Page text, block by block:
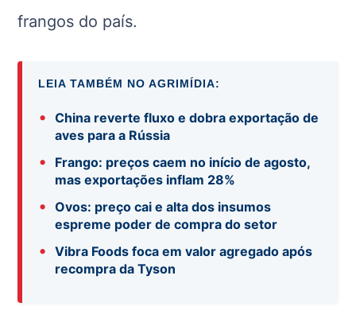
frangos do país.
LEIA TAMBÉM NO AGRIMÍDIA:
•
China reverte fluxo e dobra exportação de
aves para a Rússia
•
Frango: preços caem no início de agosto,
mas exportações inflam 28%
•
Ovos: preço cai e alta dos insumos
espreme poder de compra do setor
•
Vibra Foods foca em valor agregado após
recompra da Tyson